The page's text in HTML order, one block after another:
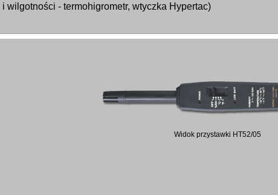
wilgotności - termohigrometr, wtyczka Hypertac)
Widok przystawki HT52/05